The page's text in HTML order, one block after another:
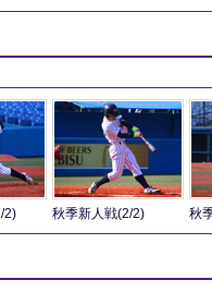
2) 秋季新人戦(2/2) 秋